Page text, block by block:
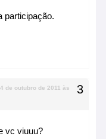
participação.
de outubro de 2011 às
vc viuuu?